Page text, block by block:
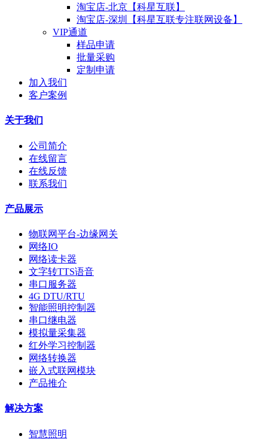
淘宝店-北京【科星互联】
淘宝店-深圳【科星互联专注联网设备】
VIP通道
样品申请
批量采购
定制申请
加入我们
客户案例
关于我们
公司简介
在线留言
在线反馈
联系我们
产品展示
物联网平台-边缘网关
网络IO
网络读卡器
文字转TTS语音
串口服务器
4G DTU/RTU
智能照明控制器
串口继电器
模拟量采集器
红外学习控制器
网络转换器
嵌入式联网模块
产品推介
解决方案
智慧照明